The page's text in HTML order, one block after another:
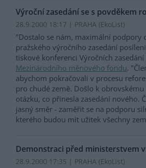
Výroční zasedání se s povděkem
28.9.2000 18:17 | PRAHA (EkoList)
"Dostalo se nám, maximální podpory
pražského výročního zasedání
tiskové konferenci Výročních
Mezinárodního měnového fondu.
abychom pokračovali v procesu
pro chudé země. Došlo k
otázku, co přinesla zasedání nového.
jasný směr - zaměřit se na podporu
kterého budou mít užitek všechny
Demonstraci před ministerstvem
28.9.2000 17:35 | PRAHA (EkoList)